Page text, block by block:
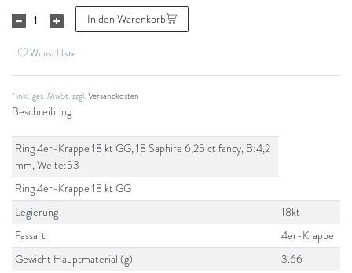
In den Warenkorb
Wunschliste
* inkl. ges. MwSt. zzgl.Versandkosten
Beschreibung
Ring 4er-Krappe 18 kt GG, 18 Saphire 6,25 ct fancy, B:4,2
mm, Weite:53
Ring 4er-Krappe 18 kt GG
Legierung
18kt
Fassart
4er-Krappe
Gewicht Hauptmaterial (g)
3.66